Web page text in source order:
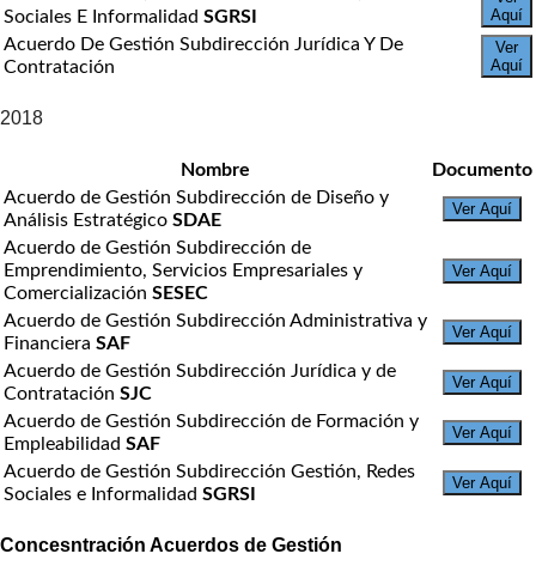
Sociales E Informalidad SGRSI
Aquí
Acuerdo De Gestión Subdirección Jurídica Y De
Contratación
Ver
Aquí
2018
Nombre
Documento
Acuerdo de Gestión Subdirección de Diseño y
Análisis Estratégico SDAE
Ver Aquí
Acuerdo de Gestión Subdirección de
Emprendimiento, Servicios Empresariales y
Comercialización SESEC
Ver Aquí
Acuerdo de Gestión Subdirección Administrativa y
Financiera SAF
Ver Aquí
Acuerdo de Gestión Subdirección Jurídica y de
Contratación SJC
Ver Aquí
Acuerdo de Gestión Subdirección de Formación y
Empleabilidad SAF
Ver Aquí
Acuerdo de Gestión Subdirección Gestión, Redes
Sociales e Informalidad SGRSI
Ver Aquí
Concesntración Acuerdos de Gestión